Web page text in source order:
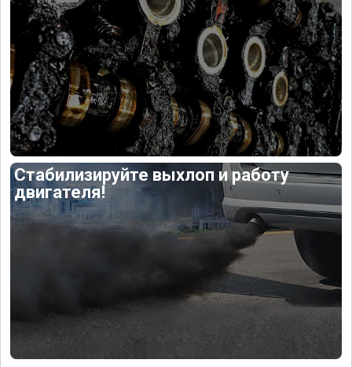
Стабилизируйте выхлоп и работу
двигателя!